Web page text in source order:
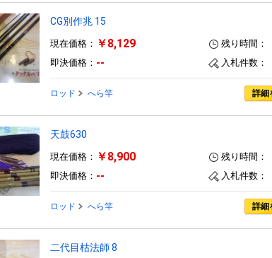
CG別作兆 15
現在価格： ￥8,129
即決価格： --
残り時間：
入札件数：
ロッド へら竿 詳細
天鼓630
現在価格： ￥8,900
即決価格： --
残り時間：
入札件数：
ロッド へら竿 詳細
二代目枯法師 8